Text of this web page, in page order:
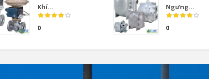
Khí...
0
Ngưng...
0